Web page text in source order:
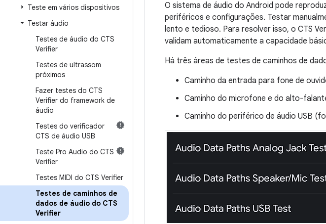
Teste em vários dispositivos
Testar áudio
Testes de áudio do CTS
Verifier
Testes de ultrassom
próximos
Fazer testes do CTS
Verifier do framework de
áudio
Testes do verificador
CTS de áudio USB
Teste Pro Audio do CTS
Verifier
Testes MIDI do CTS Verifier
Testes de caminhos de
dados de áudio do CTS
Verifier
O sistema de áudio do Android pode
periféricos e configurações. Testar
lento e tedioso. Para resolver isso, o CTS
validam automaticamente a capacidade
Há três áreas de testes de caminhos de
Caminho da entrada para fone de
Caminho do microfone e do alto-
Caminho do periférico de áudio USB